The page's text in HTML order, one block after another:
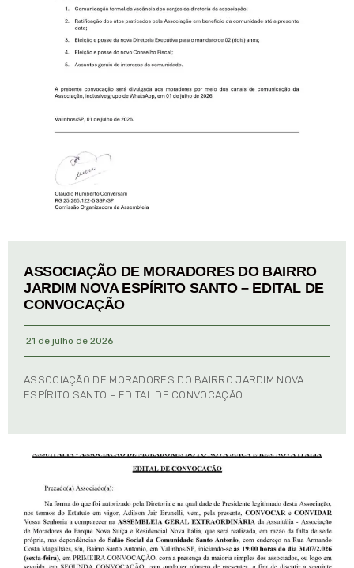
ASSOCIAÇÃO DE MORADORES DO BAIRRO
JARDIM NOVA ESPÍRITO SANTO – EDITAL DE
CONVOCAÇÃO
21 de julho de 2026
ASSOCIAÇÃO DE MORADORES DO BAIRRO JARDIM NOVA
ESPÍRITO SANTO – EDITAL DE CONVOCAÇÃO